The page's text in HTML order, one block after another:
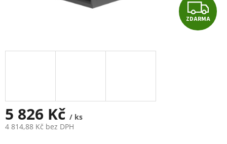
Z
D
ZDARMA
5 826 Kč / ks
4 814,88 Kč bez DPH